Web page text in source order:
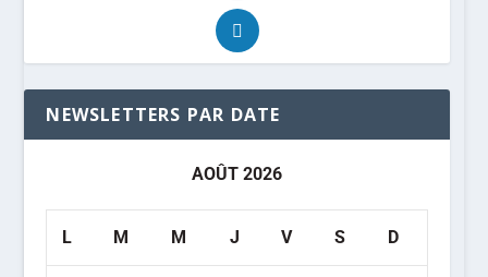
NEWSLETTERS PAR DATE
AOÛT 2026
L M M J V S D